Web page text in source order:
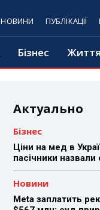
НОВИНИ ПУБЛІКАЦІЇ
Бізнес Життя
Актуально
Бізнес
Ціни на мед в
пасічники
Новини
Meta заплатить